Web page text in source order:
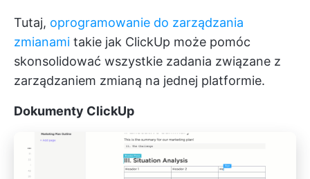
Tutaj, oprogramowanie do zarządzania
zmianami takie jak ClickUp może pomóc
skonsolidować wszystkie zadania związane z
zarządzaniem zmianą na jednej platformie.
Dokumenty ClickUp